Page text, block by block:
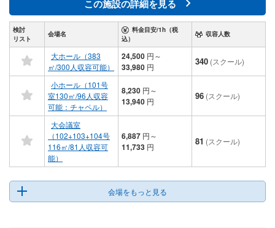
この施設の詳細を見る
検討
リスト
会場名
料金目安/1h（税
込）
収容人数
大ホール（383
㎡/300人収容可能）
24,500 円～
33,980 円 340 (スクール)
小ホール（101号
室130㎡/96人収容
可能：チャペル）
8,230 円～
13,940 円 96 (スクール)
大会議室
（102+103+104号
116㎡/81人収容可
能）
6,887 円～
11,733 円 81 (スクール)
会場をもっと見る